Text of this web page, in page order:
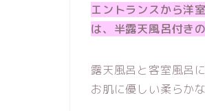
エントランスから洋
は、半露天風呂付きの
露天風呂と客室風呂
お肌に優しい柔らか